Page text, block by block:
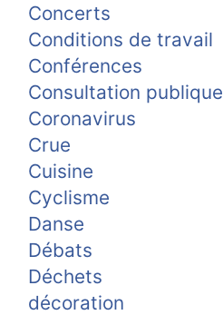
Concerts
Conditions de travail
Conférences
Consultation publique
Coronavirus
Crue
Cuisine
Cyclisme
Danse
Débats
Déchets
décoration